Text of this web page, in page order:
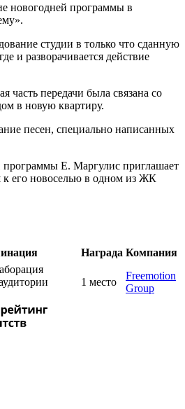
новогодней программы в
студии в только что сданную
и разворачивается действие
часть передачи была связана со
в новую квартиру.
песен, специально написанных
Е. Маргулис приглашает
к его новоселью в одном из ЖК
Награда Компания
1 место
Freemotion
Group